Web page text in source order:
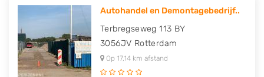
Autohandel en Demontagebedrijf..
Terbregseweg 113 BY
3056JV Rotterdam
Op 17,14 km afstand